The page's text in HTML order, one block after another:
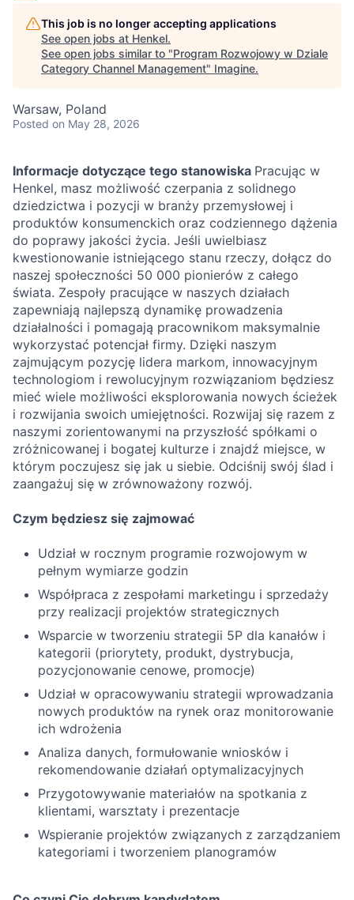
This job is no longer accepting applications
See open jobs at Henkel.
See open jobs similar to "Program Rozwojowy w Dziale
Category Channel Management" Imagine.
Warsaw, Poland
Posted on May 28, 2026
Informacje dotyczące tego stanowiska Pracując w
Henkel, masz możliwość czerpania z solidnego
dziedzictwa i pozycji w branży przemysłowej i
produktów konsumenckich oraz codziennego dążenia
do poprawy jakości życia. Jeśli uwielbiasz
kwestionowanie istniejącego stanu rzeczy, dołącz do
naszej społeczności 50 000 pionierów z całego
świata. Zespoły pracujące w naszych działach
zapewniają najlepszą dynamikę prowadzenia
działalności i pomagają pracownikom maksymalnie
wykorzystać potencjał firmy. Dzięki naszym
zajmującym pozycję lidera markom, innowacyjnym
technologiom i rewolucyjnym rozwiązaniom będziesz
mieć wiele możliwości eksplorowania nowych ścieżek
i rozwijania swoich umiejętności. Rozwijaj się razem z
naszymi zorientowanymi na przyszłość spółkami o
zróżnicowanej i bogatej kulturze i znajdź miejsce, w
którym poczujesz się jak u siebie. Odciśnij swój ślad i
zaangażuj się w zrównoważony rozwój.
Czym będziesz się zajmować
Udział w rocznym programie rozwojowym w
pełnym wymiarze godzin
Współpraca z zespołami marketingu i sprzedaży
przy realizacji projektów strategicznych
Wsparcie w tworzeniu strategii 5P dla kanałów i
kategorii (priorytety, produkt, dystrybucja,
pozycjonowanie cenowe, promocje)
Udział w opracowywaniu strategii wprowadzania
nowych produktów na rynek oraz monitorowanie
ich wdrożenia
Analiza danych, formułowanie wniosków i
rekomendowanie działań optymalizacyjnych
Przygotowywanie materiałów na spotkania z
klientami, warsztaty i prezentacje
Wspieranie projektów związanych z zarządzaniem
kategoriami i tworzeniem planogramów